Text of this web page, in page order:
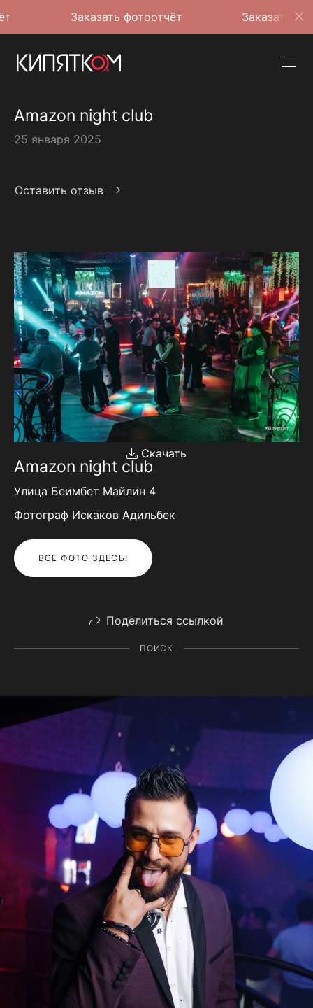
Заказать фотоотчёт Заказать
Amazon night club
25 января 2025
Оставить отзыв
Скачать
Amazon night club
Улица Беимбет Майлин 4
Фотограф Искаков Адильбек
ВСЕ ФОТО ЗДЕСЬ!
Поделиться ссылкой
ПОИСК